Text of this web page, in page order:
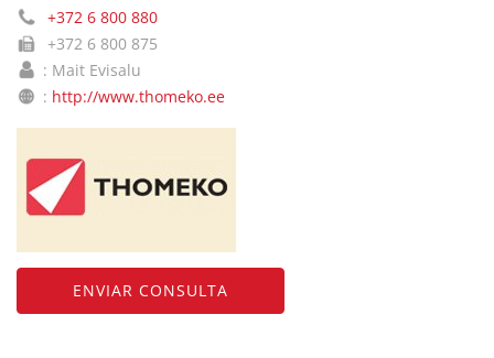
+372 6 800 880
+372 6 800 875
: Mait Evisalu
: http://www.thomeko.ee
ENVIAR CONSULTA